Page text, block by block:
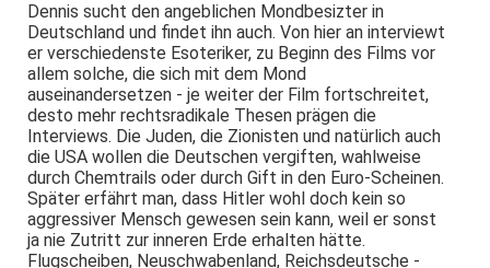
Dennis sucht den angeblichen Mondbesizter in
Deutschland und findet ihn auch. Von hier an interviewt
er verschiedenste Esoteriker, zu Beginn des Films vor
allem solche, die sich mit dem Mond
auseinandersetzen - je weiter der Film fortschreitet,
desto mehr rechtsradikale Thesen prägen die
Interviews. Die Juden, die Zionisten und natürlich auch
die USA wollen die Deutschen vergiften, wahlweise
durch Chemtrails oder durch Gift in den Euro-Scheinen.
Später erfährt man, dass Hitler wohl doch kein so
aggressiver Mensch gewesen sein kann, weil er sonst
ja nie Zutritt zur inneren Erde erhalten hätte.
Flugscheiben, Neuschwabenland, Reichsdeutsche -